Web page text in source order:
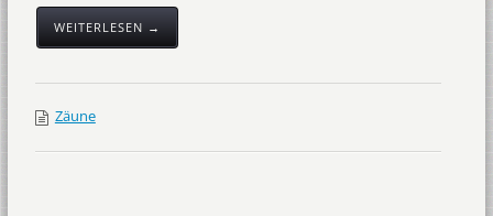
WEITERLESEN →
Zäune